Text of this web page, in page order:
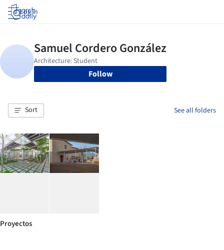
Log in
Follow
Sort See all folders
Proyectos